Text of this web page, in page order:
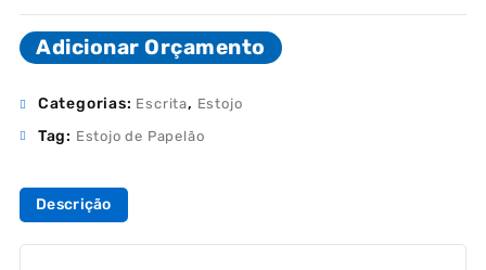
Adicionar Orçamento
Categorias: Escrita, Estojo
Tag: Estojo de Papelão
Descrição